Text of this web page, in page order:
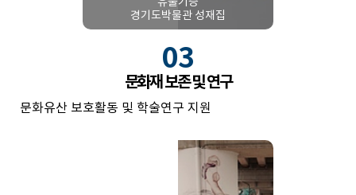
경기도박물관 성재집
03
문화재 보존 및 연구
문화유산 보호활동 및 학술연구 지원